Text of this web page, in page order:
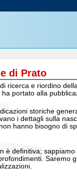
di Prato
ricerca e riordino
portato alla
storiche
i dettagli sulla
hanno bisogno di
è definitiva;
Saremo